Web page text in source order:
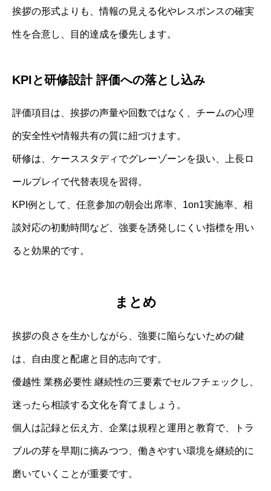
挨拶の形式よりも、情報の見える化やレスポンスの確実
性を合意し、目的達成を優先します。
KPIと研修設計 評価への落とし込み
評価項目は、挨拶の声量や回数ではなく、チームの心理
的安全性や情報共有の質に紐づけます。
研修は、ケーススタディでグレーゾーンを扱い、上長ロ
ールプレイで代替表現を習得。
KPI例として、任意参加の朝会出席率、1on1実施率、相
談対応の初動時間など、強要を誘発しにくい指標を用い
ると効果的です。
まとめ
挨拶の良さを生かしながら、強要に陥らないための鍵
は、自由度と配慮と目的志向です。
優越性 業務必要性 継続性の三要素でセルフチェックし、
迷ったら相談する文化を育てましょう。
個人は記録と伝え方、企業は規程と運用と教育で、トラ
ブルの芽を早期に摘みつつ、働きやすい環境を継続的に
磨いていくことが重要です。